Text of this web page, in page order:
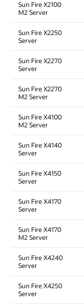
Sun Fire X2100
M2 Server
Sun Fire X2250
Server
Sun Fire X2270
Server
Sun Fire X2270
M2 Server
Sun Fire X4100
M2 Server
Sun Fire X4140
Server
Sun Fire X4150
Server
Sun Fire X4170
Server
Sun Fire X4170
M2 Server
Sun Fire X4240
Server
Sun Fire X4250
Server